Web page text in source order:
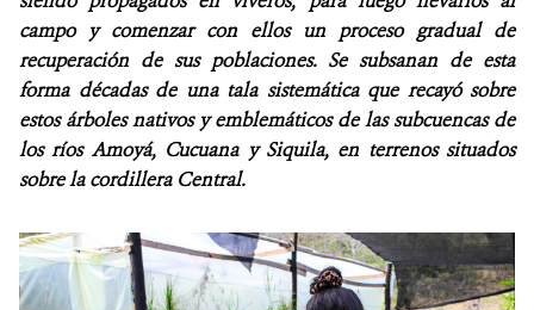
WCS VISUAL
PUBLICACIONES
ALIADOS Y ALIANZAS
COBERTURA EN MEDIOS DE COMUNICACIÓN
MECANISMO DE ATENCIÓN DE QUEJAS Y RECLAMOS
campo y comenzar con ellos un proceso gradual de
recuperación de sus poblaciones. Se subsanan de esta
forma décadas de una tala sistemática que recayó sobre
estos árboles nativos y emblemáticos de las subcuencas de
los ríos Amoyá, Cucuana y Siquila, en terrenos situados
sobre la cordillera Central.